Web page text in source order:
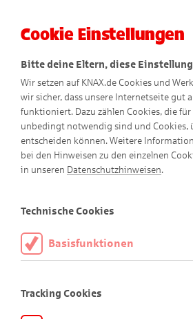
Spielen
KNAXiger
Cookie Einstellungen
Bitte deine Eltern, diese
Wir setzen auf KNAX.de Cookies und
wir sicher, dass unsere Internetseite gut
funktioniert. Dazu zählen Cookies, die
unbedingt notwendig sind und Cookies,
entscheiden können. Weitere
bei den Hinweisen zu den einzelnen
in unseren Datenschutzhinweisen.
Technische Cookies
Basisfunktionen
aktiviert sein.
Tracking Cookies